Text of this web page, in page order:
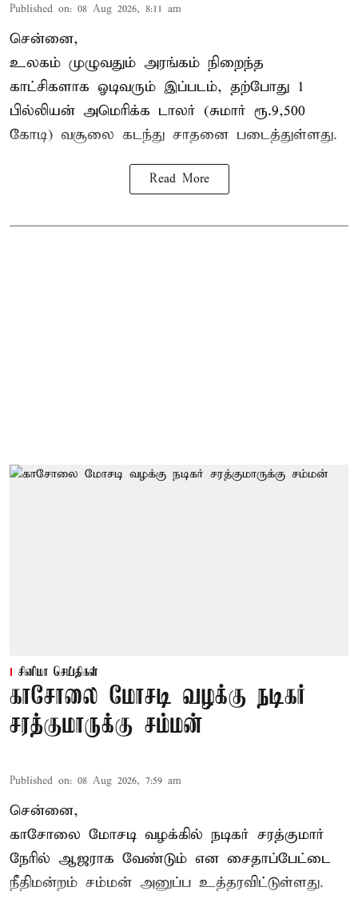
Published on: 08 Aug 2026, 8:11 am
சென்னை,
உலகம் முழுவதும் அரங்கம் நிறைந்த
காட்சிகளாக ஓடிவரும் இப்படம், தற்போது 1
பில்லியன் அமெரிக்க டாலர் (சுமார் ரூ.9,500
கோடி) வசூலை கடந்து சாதனை படைத்துள்ளது.
Read More
சினிமா செய்திகள்
காசோலை மோசடி வழக்கு நடிகர்
சரத்குமாருக்கு சம்மன்
Published on: 08 Aug 2026, 7:59 am
சென்னை,
காசோலை மோசடி வழக்கில் நடிகர் சரத்குமார்
நேரில் ஆஜராக வேண்டும் என சைதாப்பேட்டை
நீதிமன்றம் சம்மன் அனுப்ப உத்தரவிட்டுள்ளது.